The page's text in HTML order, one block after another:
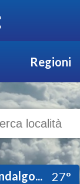
Regioni
27°